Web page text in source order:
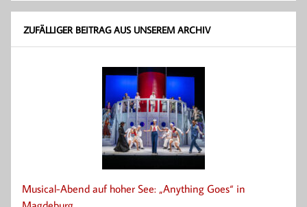
ZUFÄLLIGER BEITRAG AUS UNSEREM ARCHIV
Musical-Abend auf hoher See: „Anything Goes“ in